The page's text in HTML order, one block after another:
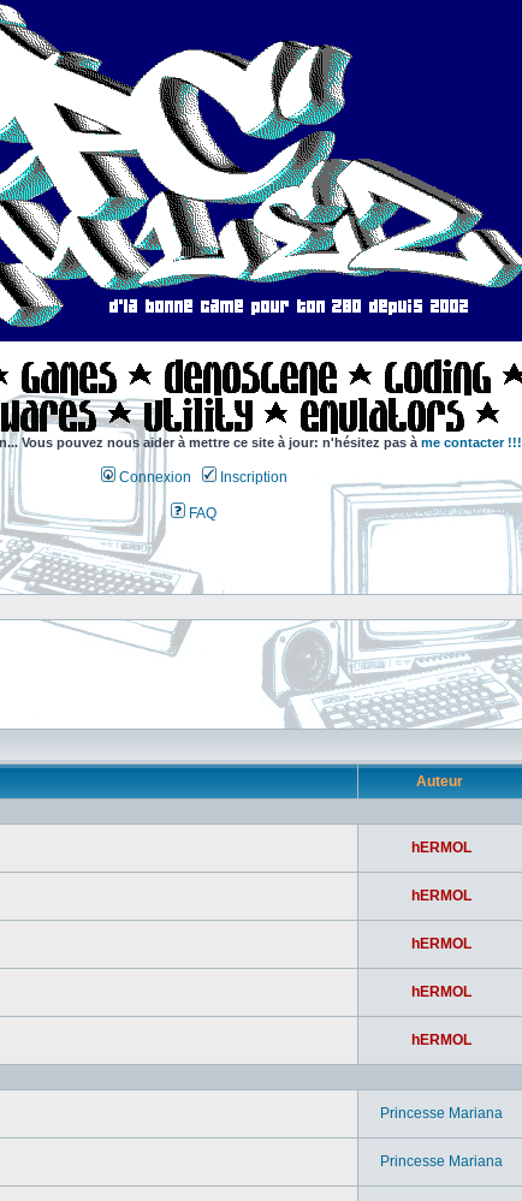
Vous pouvez nous aider à mettre ce site à jour: n'hésitez pas à me contacter !!!
Connexion Inscription
FAQ
Auteur
hERMOL
hERMOL
hERMOL
hERMOL
hERMOL
Princesse Mariana
Princesse Mariana